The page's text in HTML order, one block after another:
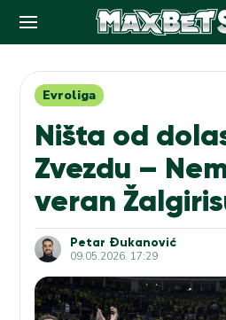
contentEvroliga
Ništa od
Zvezdu –
veran
Petar Đukanović
09.05.2026. 17:29